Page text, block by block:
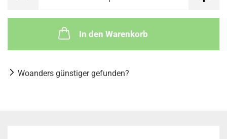
In den Warenkorb
Woanders günstiger gefunden?